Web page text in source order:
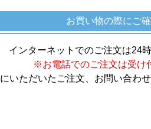
お買い物の際にご
インターネットでのご注文は24
※お電話でのご注文は受け
いただいたご注文、お問い合わ